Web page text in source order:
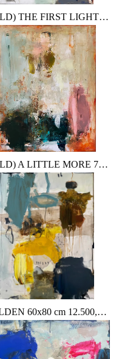
THE FIRST LIGHT AFTER 60x80 cm
A LITTLE MORE 70x90 cm
60x80 cm 12.500,- DKK